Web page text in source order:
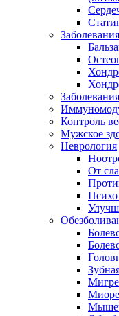
Контроль
Мужское
Неврология
От